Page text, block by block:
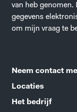
van heb genomen.
gegevens
om mijn vraag te
Neem contact
Locaties
Het bedrijf